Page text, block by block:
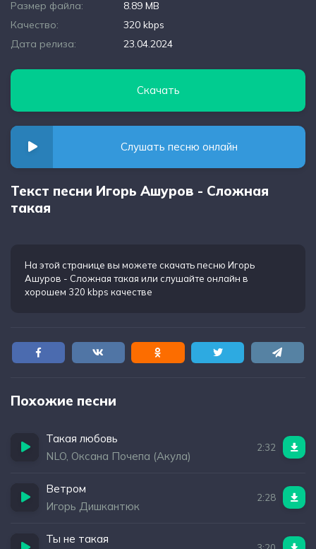
Размер файла:
8.89 MB
Качество:
320 kbps
Дата релиза:
23.04.2024
Скачать
Слушать песню онлайн
Текст песни Игорь Ашуров - Сложная
такая
На этой странице вы можете скачать песню Игорь
Ашуров - Сложная такая или слушайте онлайн в
хорошем 320 kbps качестве
Похожие песни
Такая любовь
NLO, Оксана Почепа (Акула)
2:32
Ветром
Игорь Дишкантюк
2:28
Ты не такая